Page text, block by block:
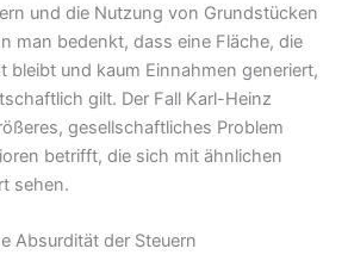
und die Nutzung von Grundstücken
man bedenkt, dass eine Fläche, die
bleibt und kaum Einnahmen generiert,
gilt. Der Fall Karl-Heinz
gesellschaftliches Problem
betrifft, die sich mit ähnlichen
sehen.
Absurdität der Steuern